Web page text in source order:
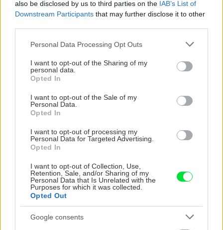
also be disclosed by us to third parties on the IAB’s List of
Downstream Participants that may further disclose it to other
Please note that this website/app uses one or more Google
not limited to your visit or usage behaviour. You may click to
grant or deny consent to Google and its third-party tags to
use your data for below specified purposes in below Google
consent section.
Personal Data Processing Opt Outs
I want to opt-out of the Sharing of my
personal data.
Opted In
I want to opt-out of the Sale of my
Personal Data.
Opted In
I want to opt-out of processing my
Personal Data for Targeted Advertising.
Opted In
I want to opt-out of Collection, Use,
Retention, Sale, and/or Sharing of my
Personal Data that Is Unrelated with the
Purposes for which it was collected.
Opted Out
Google consents
vašu záhradu
možno prekvapí
CHALUPA
Na Morave prerobila
starú chalupu na
nepoznanie: Keď
vojdete dnu, zabudnete,
že nie ste v Toskánsku
dokáže aj podpísať.
Slovák sa nebál a v
Čičmanoch si postavil
duchu tradícií